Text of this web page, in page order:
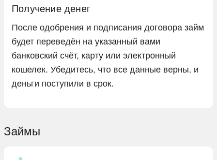
Получение денег
После одобрения и подписания договора займ
будет переведён на указанный вами
банковский счёт, карту или электронный
кошелек. Убедитесь, что все данные верны, и
деньги поступили в срок.
Займы